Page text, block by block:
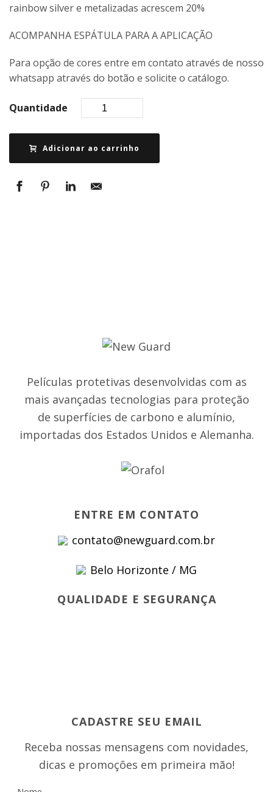
rainbow silver e metalizadas acrescem 20%
ACOMPANHA ESPÁTULA PARA A APLICAÇÃO
Para opção de cores entre em contato através de nosso
whatsapp através do botão e solicite o catálogo.
Quantidade
Adicionar ao carrinho
Películas protetivas desenvolvidas com as
mais avançadas tecnologias para proteção
de superfícies de carbono e alumínio,
importadas dos Estados Unidos e Alemanha.
ENTRE EM CONTATO
contato@newguard.com.br
Belo Horizonte / MG
QUALIDADE E SEGURANÇA
CADASTRE SEU EMAIL
Receba nossas mensagens com novidades,
dicas e promoções em primeira mão!